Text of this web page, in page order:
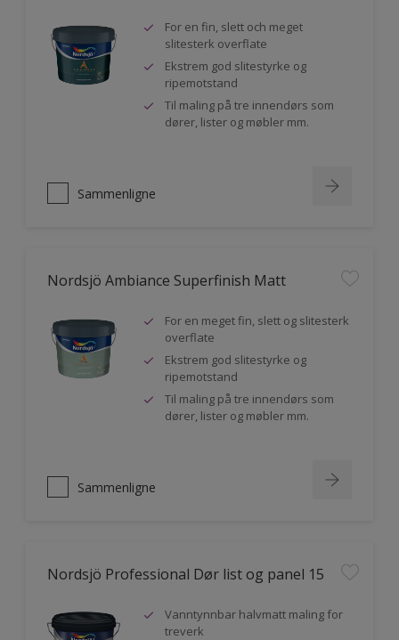
For en fin, slett och meget
slitesterk overflate
Ekstrem god slitestyrke og
ripemotstand
Til maling på tre innendørs som
dører, lister og møbler mm.
Sammenligne
Nordsjö Ambiance Superfinish Matt
For en meget fin, slett og slitesterk
overflate
Ekstrem god slitestyrke og
ripemotstand
Til maling på tre innendørs som
dører, lister og møbler mm.
Sammenligne
Nordsjö Professional Dør list og panel 15
Vanntynnbar halvmatt maling for
treverk